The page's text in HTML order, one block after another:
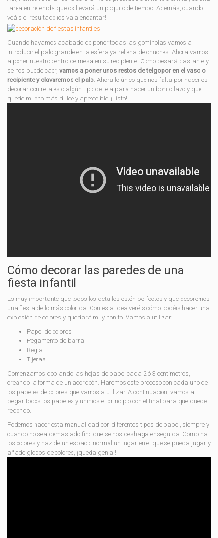
tarea entretenida que os llevará un poquito de tiempo. Además, cuando
veáis el resultado ¡os va a encantar!
Cuando hayamos acabado de poner todas las gominolas vamos a
introducir el palo grande en la esfera ya rellena de chuches. Ahora vamos
a poner nuestro centro de mesa en su recipiente. Como pesará bastante y
se nos puede caer, vamos a poner unos restos de telgopor en el vaso o
recipiente y clavaremos el palo. Ahora lo único que nos falta por hacer es
decorar con retales o algún tipo de tela para hacer un bonito lazo y que
quede mucho más dulce y apetecible. ¡Listo!
Cómo decorar las paredes de una
fiesta infantil
Es muy importante que todos los detalles estén perfectos y que decoremos
una fiesta de lo más colorida. Con esta idea veréis cómo podéis hacer una
explosión de colores y quedará muy bonito. Vamos a utilizar:
Papel de colores
Pegamento de barra
Regla
Tijeras
Comenzamos doblando las hojas de papel cada 2 ó 3 centímetros,
creando la forma de un acordeón. Haremos este proceso con cada uno de
los papeles de colores que vamos a utilizar. A continuación, vamos a
pegar todos los papeles y unimos el principio con el final para que quede
redondo.
Podemos hacer esta manualidad con diferentes tipos de papel, siempre y
cuando no sea demasiado fino que se nos deshaga enseguida. Combina
los colores y haz de un espacio normal un lugar en el que se pueda jugar y
añade globos de colores, ¡queda genial!